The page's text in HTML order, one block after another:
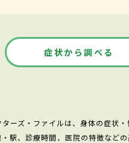
症状から調べる
ターズ・ファイルは、身体の症状
駅、診療時間、医院の特徴など